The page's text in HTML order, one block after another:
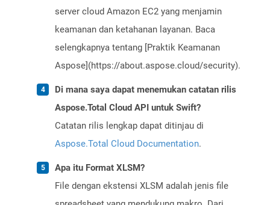
server cloud Amazon EC2 yang menjamin
keamanan dan ketahanan layanan. Baca
selengkapnya tentang [Praktik Keamanan
Aspose](https://about.aspose.cloud/security).
Di mana saya dapat menemukan catatan rilis
Aspose.Total Cloud API untuk Swift?
Catatan rilis lengkap dapat ditinjau di
Aspose.Total Cloud Documentation.
Apa itu Format XLSM?
File dengan ekstensi XLSM adalah jenis file